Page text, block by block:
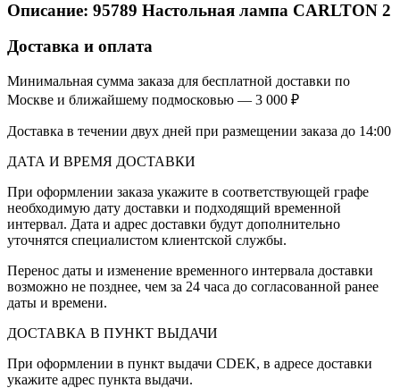
Описание: 95789 Настольная лампа CARLTON 2
Доставка и оплата
Минимальная сумма заказа для бесплатной доставки по
Москве и ближайшему подмосковью — 3 000 ₽
Доставка в течении двух дней при размещении заказа до 14:00
ДАТА И ВРЕМЯ ДОСТАВКИ
При оформлении заказа укажите в соответствующей графе
необходимую дату доставки и подходящий временной
интервал. Дата и адрес доставки будут дополнительно
уточнятся специалистом клиентской службы.
Перенос даты и изменение временного интервала доставки
возможно не позднее, чем за 24 часа до согласованной ранее
даты и времени.
ДОСТАВКА В ПУНКТ ВЫДАЧИ
При оформлении в пункт выдачи CDEK, в адресе доставки
укажите адрес пункта выдачи.